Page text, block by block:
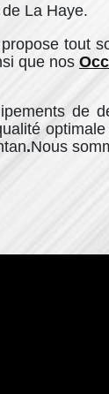
La Haye.
tout
que nos
de
.Nous